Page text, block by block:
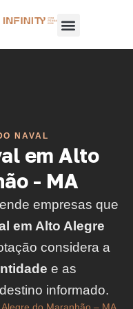
NAVAL
em Alto
- MA
empresas que
em Alto Alegre
considera a
e as
informado.